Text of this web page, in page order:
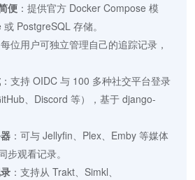
便 ：提供官方 Docker Compose 模
PostgreSQL 存储。
每位用户可独立管理自己的追踪记录，
：支持 OIDC 与 100 多种社交平台登录
、Discord 等），基于 django-
：可与 Jellyfin、Plex、Emby 等媒体
步观看记录。
：支持从 Trakt、Simkl、